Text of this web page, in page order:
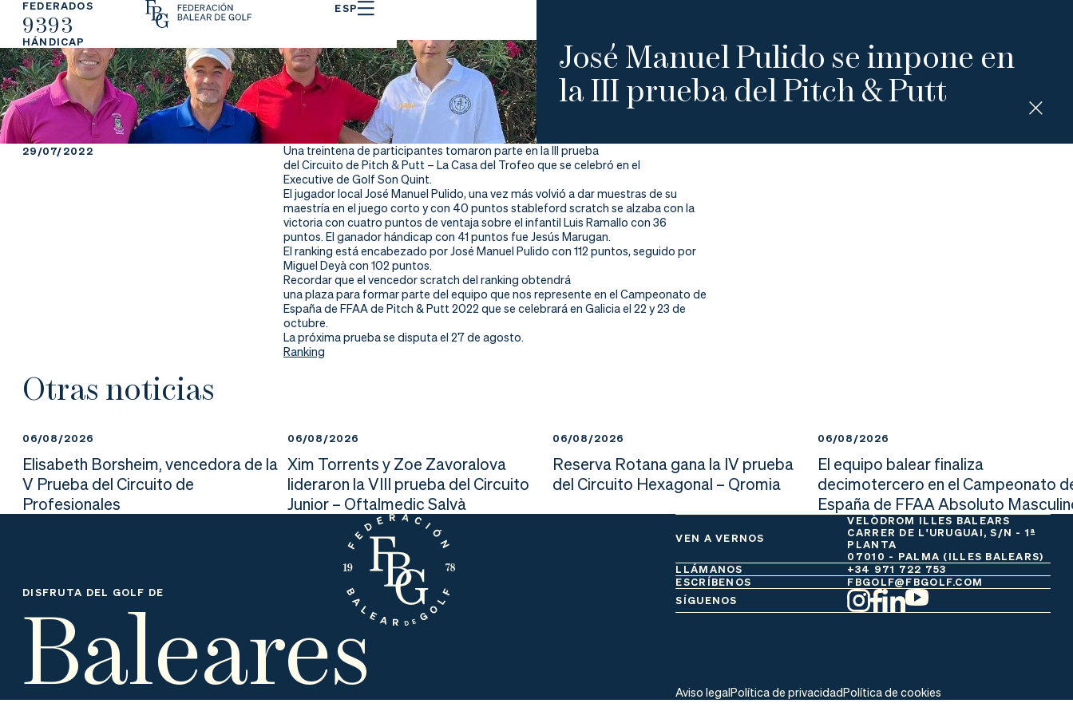
FEDERADOS
9393
HÁNDICAP
ESP
La
Fe
de
ra
Fe
de
ra
rs
Ju
ga
r
nd
er
ali
da
d
da
José Manuel Pulido se impone en
la III prueba del Pitch & Putt
29/07/2022
Una treintena de participantes tomaron parte en la III prueba
del Circuito de Pitch & Putt – La Casa del Trofeo que se celebró en el
Executive de Golf Son Quint.
El jugador local José Manuel Pulido, una vez más volvió a dar muestras de su
maestría en el juego corto y con 40 puntos stableford scratch se alzaba con la
victoria con cuatro puntos de ventaja sobre el infantil Luis Ramallo con 36
puntos. El ganador hándicap con 41 puntos fue Jesús Marugan.
El ranking está encabezado por José Manuel Pulido con 112 puntos, seguido por
Miguel Deyà con 102 puntos.
Recordar que el vencedor scratch del ranking obtendrá
una plaza para formar parte del equipo que nos represente en el Campeonato de
España de FFAA de Pitch & Putt 2022 que se celebrará en Galicia el 22 y 23 de
octubre.
La próxima prueba se disputa el 27 de agosto.
Ranking
Otras noticias
06/08/2026
Elisabeth Borsheim, vencedora de la
V Prueba del Circuito de
Profesionales
06/08/2026
Xim Torrents y Zoe Zavoralova
lideraron la VIII prueba del Circuito
Junior – Oftalmedic Salvà
06/08/2026
Reserva Rotana gana la IV prueba
del Circuito Hexagonal – Qromia
06/08/2026
El equipo balear finaliza
decimotercero en el Campeonato
España de FFAA Absoluto
DISFRUTA DEL GOLF DE
Baleares
VEN A VERNOS
VELÒDROM ILLES BALEARS
CARRER DE L'URUGUAI, S/N - 1ª
PLANTA
07010 - PALMA (ILLES BALEARS)
LLÁMANOS
+34 971 722 753
ESCRÍBENOS
FBGOLF@FBGOLF.COM
SÍGUENOS
Aviso legalPolítica de privacidadPolítica de cookies